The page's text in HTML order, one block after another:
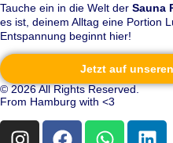
Tauche ein in die Welt der Sauna
es ist, deinem Alltag eine Portion
Entspannung beginnt hier!
Jetzt auf
© 2026 All Rights Reserved.
From Hamburg with <3